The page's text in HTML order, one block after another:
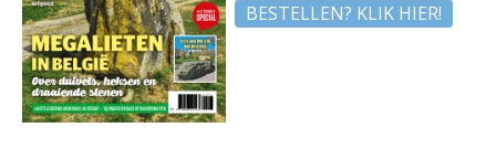
BESTELLEN? KLIK HIER!